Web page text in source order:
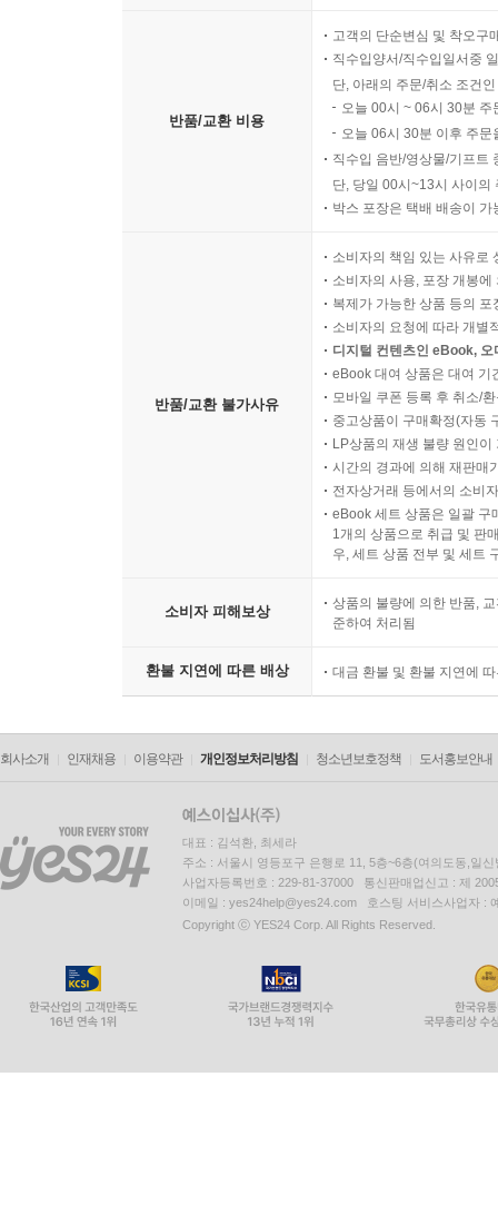
반품/교환 비용
고객의 단순변심 및 착오구
직수입양서/직수입일서중
단, 아래의 주문/취소 조건
오늘 00시 ~ 06시 30분
오늘 06시 30분 이후 주
직수입 음반/영상물/기프트
단, 당일 00시~13시 사이의
박스 포장은 택배 배송이
반품/교환 불가사유
소비자의 책임 있는 사유로
소비자의 사용, 포장 개봉
복제가 가능한 상품 등의
소비자의 요청에 따라 개별
디지털 컨텐츠인 eBook,
eBook 대여 상품은 대여 기
모바일 쿠폰 등록 후 취소/
중고상품이 구매확정(자동
LP상품의 재생 불량 원인
시간의 경과에 의해 재판매
전자상거래 등에서의 소비
eBook 세트 상품은 일괄 구
1개의 상품으로 취급 및 판
우, 세트 상품 전부 및 세트
소비자 피해보상
상품의 불량에 의한 반품,
준하여 처리됨
환불 지연에 따른 배상 대금 환불 및 환불 지연에
회사소개 인재채용 이용약관 개인정보처리방침 청소년보호정책 도서홍보안내
대표 : 김석환, 최세라
주소 : 서울시 영등포구 은행로 11, 5층~6층(여의도동,일신
사업자등록번호 : 229-81-37000 통신판매업신고 : 제
이메일 : yes24help@yes24.com 호스팅 서비스사업자 :
Copyright ⓒ YES24 Corp. All Rights Reserved.